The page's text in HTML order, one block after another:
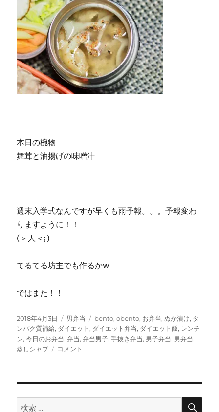
本日の椀物
舞茸と油揚げの味噌汁
週末入学式なんですが早くも雨予報。。。予報変わ
りますように！！
(＞人＜;)
てるてる坊主でも作るかw
ではまた！！
投
稿
日:
2018年4月3日
カ
テ
ゴ
リ
男弁当
タ
グ
bento,obento, お弁当,ぬか漬け, タ
ンパク質補給, ダイエット, ダイエット弁当, ダイエット飯, レンチ
ン,今日のお弁当,弁当,弁当男子,手抜き弁当, 男子弁当, 男弁当,
蒸しシャブ
レ
し
コメント
検
検